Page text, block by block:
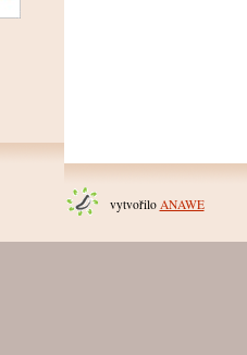
vytvořilo ANAWE